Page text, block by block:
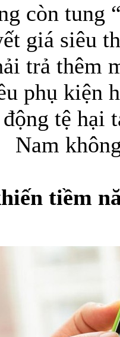
Bao da
còn tung
giá siêu
trả thêm
phụ kiện
tệ hại
Nam
tiềm